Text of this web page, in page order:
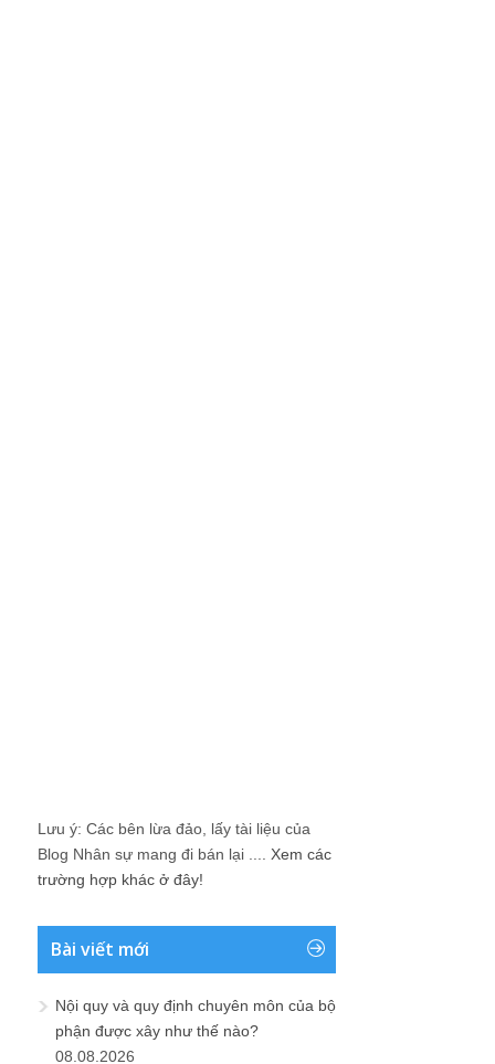
Lưu ý: Các bên lừa đảo, lấy tài liệu của
Blog Nhân sự mang đi bán lại .... Xem các
trường hợp khác ở đây!
Bài viết mới
Nội quy và quy định chuyên môn của bộ
phận được xây như thế nào?
08.08.2026